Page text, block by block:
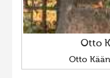
Otto
Otto